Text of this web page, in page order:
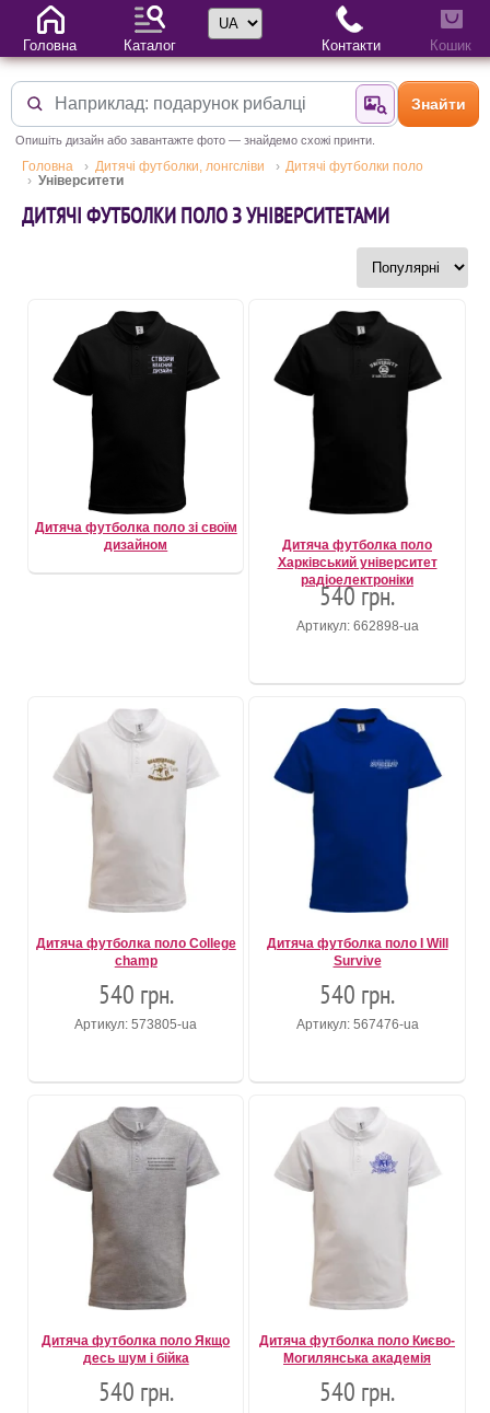
Знайти за
Знайти
Опишіть дизайн або завантажте фото — знайдемо схожі принти.
Головна Дитячі футболки, лонгсліви
Дитячі футболки поло
Університети
ДИТЯЧІ ФУТБОЛКИ ПОЛО З УНІВЕРСИТЕТАМИ
Дитяча футболка поло зі своїм
дизайном
Дитяча футболка поло
Харківський університет
радіоелектроніки
540 грн.
Артикул: 662898-ua
Дитяча футболка поло College
champ
540 грн.
Артикул: 573805-ua
Дитяча футболка поло I Will
Survive
540 грн.
Артикул: 567476-ua
Дитяча футболка поло Якщо
десь шум і бійка
540 грн.
Дитяча футболка поло Києво-
Могилянська академія
540 грн.
Головна Каталог
Вибір мови
Контакти Кошик